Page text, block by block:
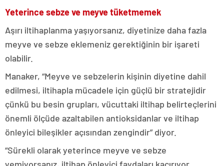
Yeterince sebze ve meyve tüketmemek
Aşırı iltihaplanma yaşıyorsanız, diyetinize daha fazla
meyve ve sebze eklemeniz gerektiğinin bir işareti
olabilir.
Manaker, “Meyve ve sebzelerin kişinin diyetine dahil
edilmesi, iltihapla mücadele için güçlü bir stratejidir
çünkü bu besin grupları, vücuttaki iltihap belirteçlerini
önemli ölçüde azaltabilen antioksidanlar ve iltihap
önleyici bileşikler açısından zengindir” diyor.
“Sürekli olarak yeterince meyve ve sebze